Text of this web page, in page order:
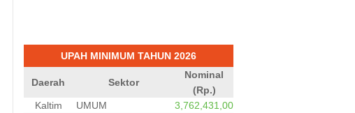
UPAH MINIMUM TAHUN 2026
Daerah Sektor
Nominal
(Rp.)
Kaltim
UMUM 3,762,431,00